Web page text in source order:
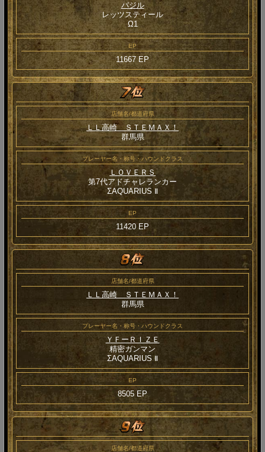
バジル
レッツスティール
Ω1
EP
11667 EP
店舗名/都道府県
ＬＬ高崎 ＳＴＥＭＡＸ！
群馬県
プレーヤー名・称号・ハウンドクラス
ＬＯＶＥＲＳ
第7代アドチャレランカー
ΣAQUARIUS Ⅱ
EP
11420 EP
店舗名/都道府県
ＬＬ高崎 ＳＴＥＭＡＸ！
群馬県
プレーヤー名・称号・ハウンドクラス
ＹＦーＲＩＺＥ
精密ガンマン
ΣAQUARIUS Ⅱ
EP
8505 EP
店舗名/都道府県